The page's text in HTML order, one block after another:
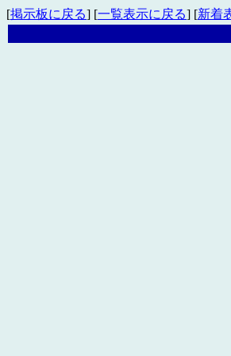
[掲示板に戻る] [一覧表示に戻る] [新着